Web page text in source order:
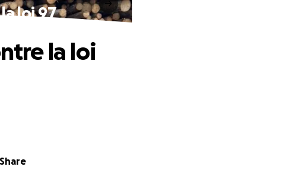
loi 97
Share
la loi